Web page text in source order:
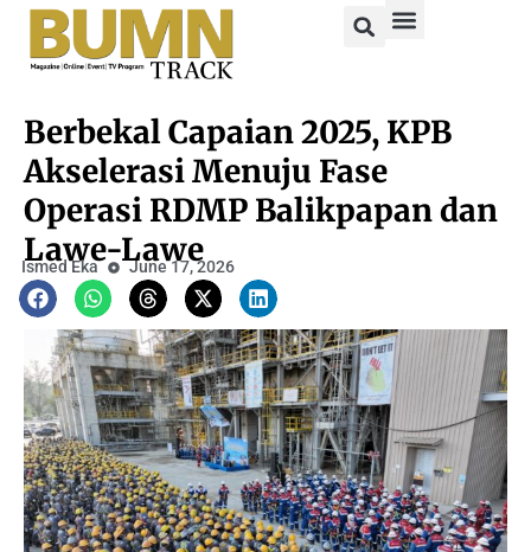
Berbekal Capaian 2025, KPB
Akselerasi Menuju Fase
Operasi RDMP Balikpapan dan
Lawe-Lawe
Ismed Eka June 17, 2026